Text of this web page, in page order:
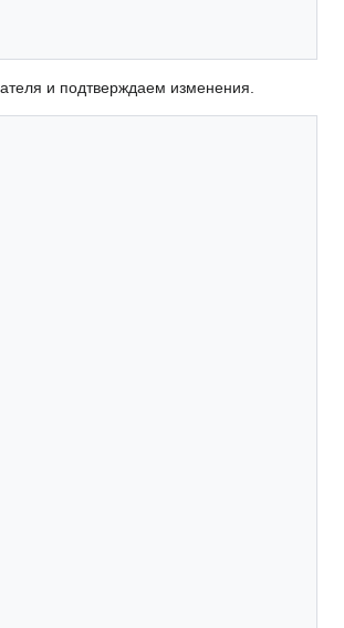
и подтверждаем изменения.